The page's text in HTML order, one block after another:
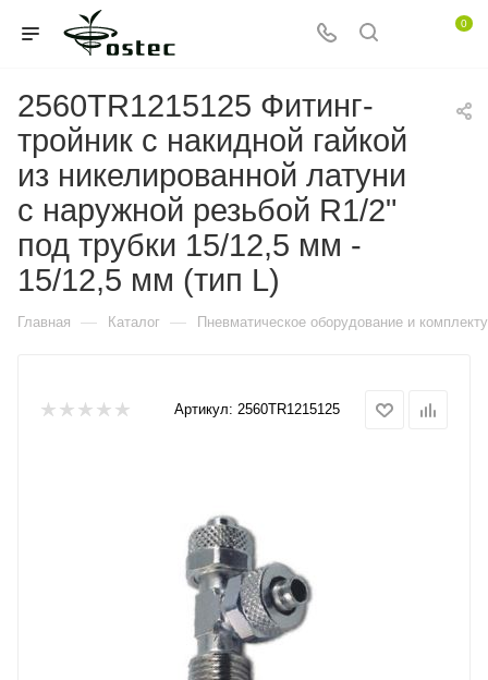
0
2560TR1215125 Фитинг-
тройник с накидной гайкой
из никелированной латуни
с наружной резьбой R1/2"
под трубки 15/12,5 мм -
15/12,5 мм (тип L)
Главная — Каталог — Пневматическое оборудование и
Артикул: 2560TR1215125